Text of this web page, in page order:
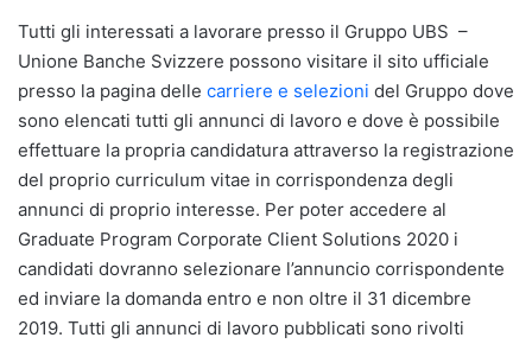
Tutti gli interessati a lavorare presso il Gruppo UBS –
Unione Banche Svizzere possono visitare il sito ufficiale
presso la pagina delle carriere e selezioni del Gruppo dove
sono elencati tutti gli annunci di lavoro e dove è possibile
effettuare la propria candidatura attraverso la registrazione
del proprio curriculum vitae in corrispondenza degli
annunci di proprio interesse. Per poter accedere al
Graduate Program Corporate Client Solutions 2020 i
candidati dovranno selezionare l’annuncio corrispondente
ed inviare la domanda entro e non oltre il 31 dicembre
2019. Tutti gli annunci di lavoro pubblicati sono rivolti